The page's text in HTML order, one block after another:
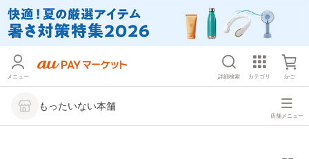
メニュー 詳細検索 カテゴリ かご
もったいない本舗
店舗メニュー